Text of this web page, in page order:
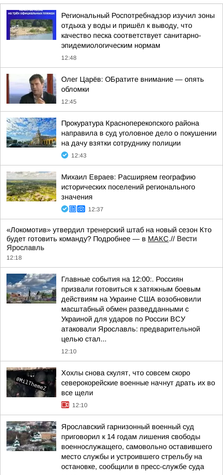
Региональный Роспотребнадзор изучил зоны
отдыха у воды и пришёл к выводу, что
качество песка соответствует санитарно-
эпидемиологическим нормам
12:48
Олег Царёв: ОБратите внимание — опять
обломки
12:45
Прокуратура Красноперекопского района
направила в суд уголовное дело о покушении
на дачу взятки сотруднику полиции
12:43
Михаил Евраев: Расширяем географию
исторических поселений регионального
значения
12:37
«Локомотив» утвердил тренерский штаб на новый сезон Кто
будет готовить команду? Подробнее — в МАКС.// Вести
Ярославль
12:18
Главные события на 12:00:. Россиян
призвали готовиться к затяжным боевым
действиям на Украине США возобновили
масштабный обмен разведданными с
Украиной для ударов по России ВСУ
атаковали Ярославль: предварительной
целью стал...
12:10
Хохлы снова скулят, что совсем скоро
северокорейские военные начнут драть их во
все щели
12:10
Ярославский гарнизонный военный суд
приговорил к 14 годам лишения свободы
военнослужащего, самовольно оставившего
место службы и устроившего стрельбу на
остановке, сообщили в пресс-службе суда